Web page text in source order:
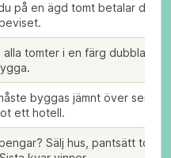
på en ägd tomt betalar du
alla tomter i en färg dubblas
byggas jämnt över serien.
ett hotell.
Sälj hus, pantsätt